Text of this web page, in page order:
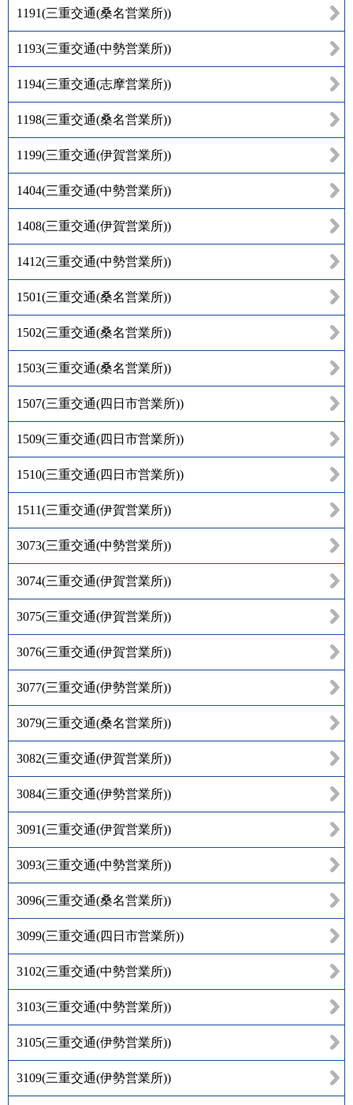
1191(三重交通(桑名営業所))
1193(三重交通(中勢営業所))
1194(三重交通(志摩営業所))
1198(三重交通(桑名営業所))
1199(三重交通(伊賀営業所))
1404(三重交通(中勢営業所))
1408(三重交通(伊賀営業所))
1412(三重交通(中勢営業所))
1501(三重交通(桑名営業所))
1502(三重交通(桑名営業所))
1503(三重交通(桑名営業所))
1507(三重交通(四日市営業所))
1509(三重交通(四日市営業所))
1510(三重交通(四日市営業所))
1511(三重交通(伊賀営業所))
3073(三重交通(中勢営業所))
3074(三重交通(伊賀営業所))
3075(三重交通(伊賀営業所))
3076(三重交通(伊賀営業所))
3077(三重交通(伊勢営業所))
3079(三重交通(桑名営業所))
3082(三重交通(伊賀営業所))
3084(三重交通(伊勢営業所))
3091(三重交通(伊賀営業所))
3093(三重交通(中勢営業所))
3096(三重交通(桑名営業所))
3099(三重交通(四日市営業所))
3102(三重交通(中勢営業所))
3103(三重交通(中勢営業所))
3105(三重交通(伊勢営業所))
3109(三重交通(伊勢営業所))